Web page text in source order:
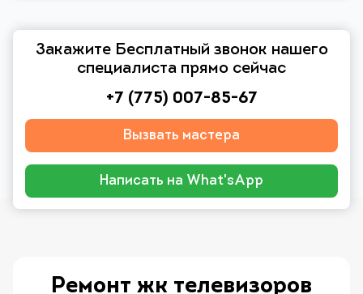
Закажите Бесплатный звонок нашего
специалиста прямо сейчас
+7 (775) 007-85-67
Вызвать мастера
Написать на What'sApp
Ремонт жк телевизоров